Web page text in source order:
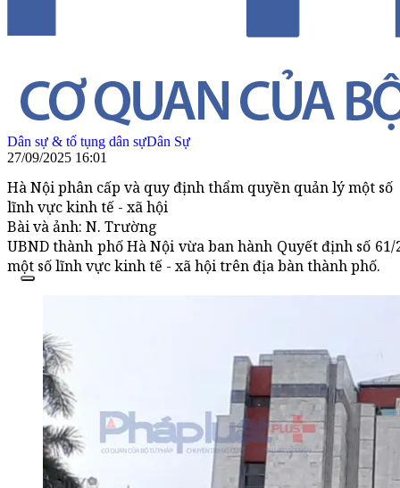
Dân sự & tố tụng dân sựDân Sự
27/09/2025 16:01
Hà Nội phân cấp và quy định thẩm quyền quản lý một số
lĩnh vực kinh tế - xã hội
Bài và ảnh: N. Trường
UBND thành phố Hà Nội vừa ban hành Quyết định số
một số lĩnh vực kinh tế - xã hội trên địa bàn thành phố.